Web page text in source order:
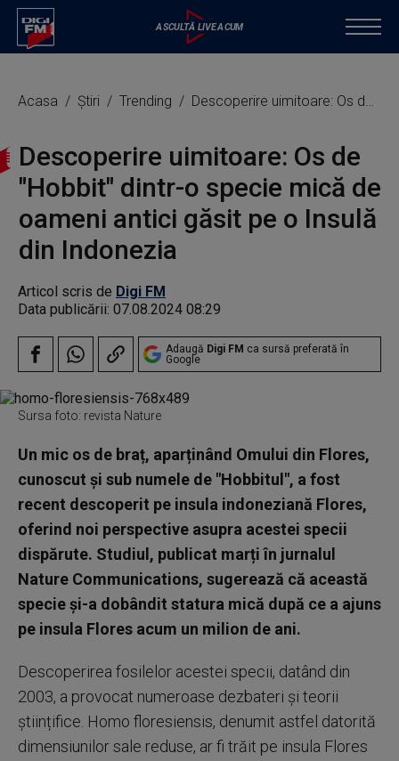
Acasa Știri Trending Descoperire uimitoare: Os de "Hobbit" dintr-o specie mică de oameni antici găsit pe o Insulă din Indonezia
Descoperire uimitoare: Os de
"Hobbit" dintr-o specie mică de
oameni antici găsit pe o Insulă
din Indonezia
Articol scris de Digi FM
Data publicării: 07.08.2024 08:29
Adaugă Digi FM ca sursă preferată în
Google
Sursa foto: revista Nature
Un mic os de braț, aparținând Omului din Flores,
cunoscut și sub numele de "Hobbitul", a fost
recent descoperit pe insula indoneziană Flores,
oferind noi perspective asupra acestei specii
dispărute. Studiul, publicat marți în jurnalul
Nature Communications, sugerează că această
specie și-a dobândit statura mică după ce a ajuns
pe insula Flores acum un milion de ani.
Descoperirea fosilelor acestei specii, datând din
2003, a provocat numeroase dezbateri și teorii
științifice. Homo floresiensis, denumit astfel datorită
dimensiunilor sale reduse, ar fi trăit pe insula Flores